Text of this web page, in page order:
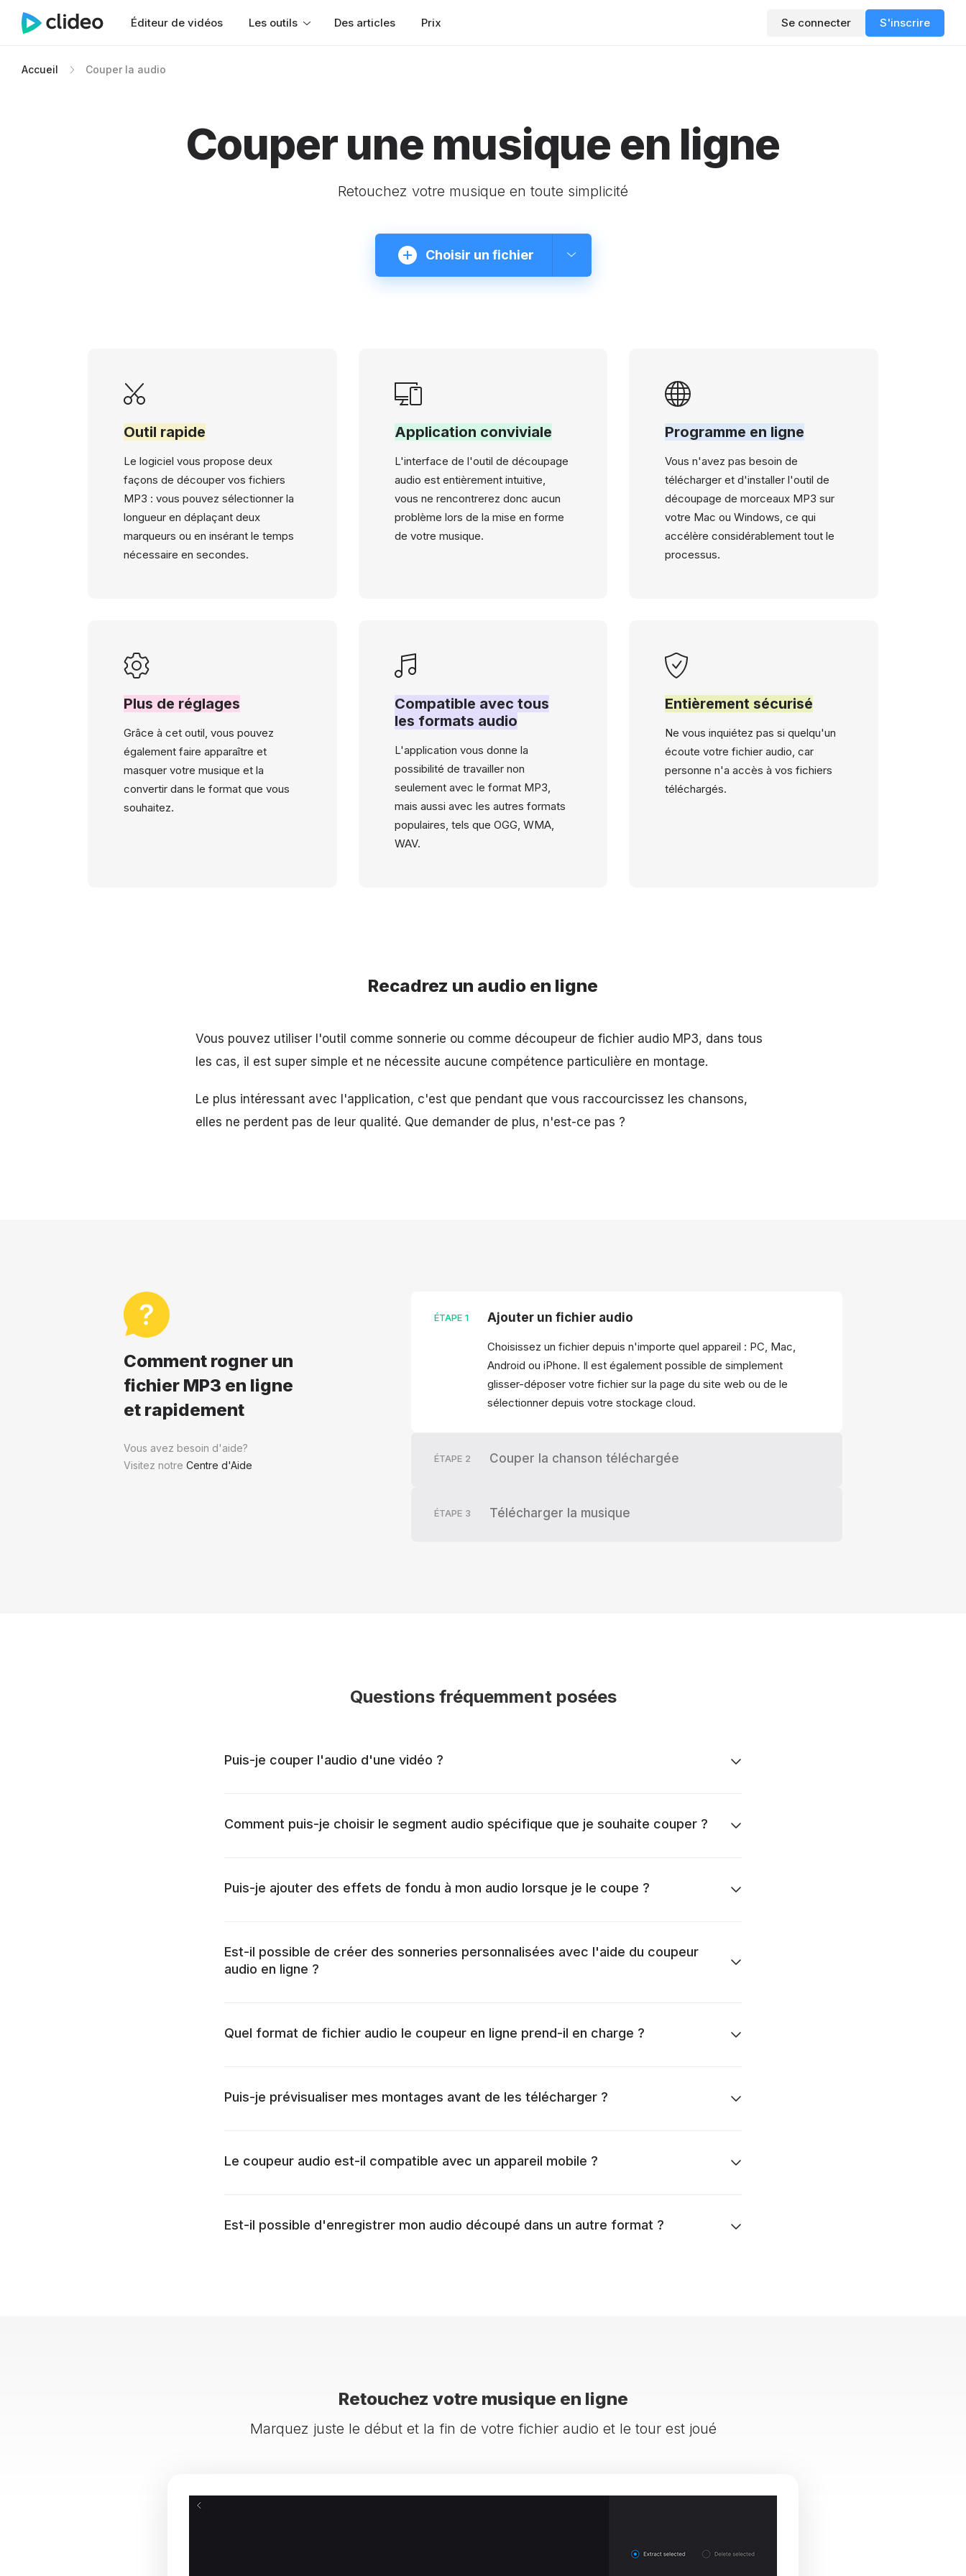
Éditeur de vidéos Les outils Des articles Prix Se connecter S'inscrire
Accueil Couper la audio
Couper une musique en ligne
Retouchez votre musique en toute simplicité
Choisir un fichier
Outil rapide
Le logiciel vous propose deux
façons de découper vos fichiers
MP3 : vous pouvez sélectionner la
longueur en déplaçant deux
marqueurs ou en insérant le temps
nécessaire en secondes.
Application conviviale
L'interface de l'outil de découpage
audio est entièrement intuitive,
vous ne rencontrerez donc aucun
problème lors de la mise en forme
de votre musique.
Programme en ligne
Vous n'avez pas besoin de
télécharger et d'installer l'outil de
découpage de morceaux MP3 sur
votre Mac ou Windows, ce qui
accélère considérablement tout le
processus.
Plus de réglages
Grâce à cet outil, vous pouvez
également faire apparaître et
masquer votre musique et la
convertir dans le format que vous
souhaitez.
Compatible avec tous
les formats audio
L'application vous donne la
possibilité de travailler non
seulement avec le format MP3,
mais aussi avec les autres formats
populaires, tels que OGG, WMA,
WAV.
Entièrement sécurisé
Ne vous inquiétez pas si quelqu'un
écoute votre fichier audio, car
personne n'a accès à vos fichiers
téléchargés.
Recadrez un audio en ligne
Vous pouvez utiliser l'outil comme sonnerie ou comme découpeur de fichier audio MP3, dans tous
les cas, il est super simple et ne nécessite aucune compétence particulière en montage.
Le plus intéressant avec l'application, c'est que pendant que vous raccourcissez les chansons,
elles ne perdent pas de leur qualité. Que demander de plus, n'est-ce pas ?
Comment rogner un
fichier MP3 en ligne
et rapidement
Vous avez besoin d'aide?
Visitez notre Centre d'Aide
ÉTAPE 1 Ajouter un fichier audio
Choisissez un fichier depuis n'importe quel appareil : PC, Mac,
Android ou iPhone. Il est également possible de simplement
glisser-déposer votre fichier sur la page du site web ou de le
sélectionner depuis votre stockage cloud.
ÉTAPE 2 Couper la chanson téléchargée
ÉTAPE 3 Télécharger la musique
Questions fréquemment posées
Puis-je couper l'audio d'une vidéo ?
Comment puis-je choisir le segment audio spécifique que je souhaite couper ?
Puis-je ajouter des effets de fondu à mon audio lorsque je le coupe ?
Est-il possible de créer des sonneries personnalisées avec l'aide du coupeur
audio en ligne ?
Quel format de fichier audio le coupeur en ligne prend-il en charge ?
Puis-je prévisualiser mes montages avant de les télécharger ?
Le coupeur audio est-il compatible avec un appareil mobile ?
Est-il possible d'enregistrer mon audio découpé dans un autre format ?
Retouchez votre musique en ligne
Marquez juste le début et la fin de votre fichier audio et le tour est joué